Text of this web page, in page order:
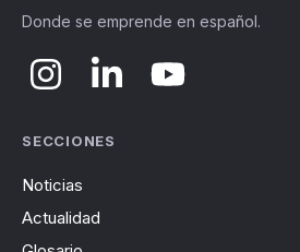
Donde se emprende en español.
SECCIONES
Noticias
Actualidad